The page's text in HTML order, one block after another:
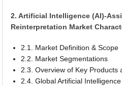
2. Artificial Intelligence (AI)-
Reinterpretation Market
2.1. Market Definition & Scope
2.2. Market Segmentations
2.3. Overview of Key Products
2.4. Global Artificial